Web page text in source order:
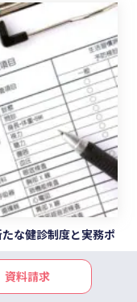
な健診制度と実務ポ
資料請求